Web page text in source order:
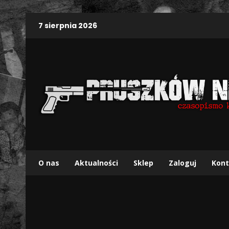
7 sierpnia 2026
O nas Aktualności Sklep Zaloguj